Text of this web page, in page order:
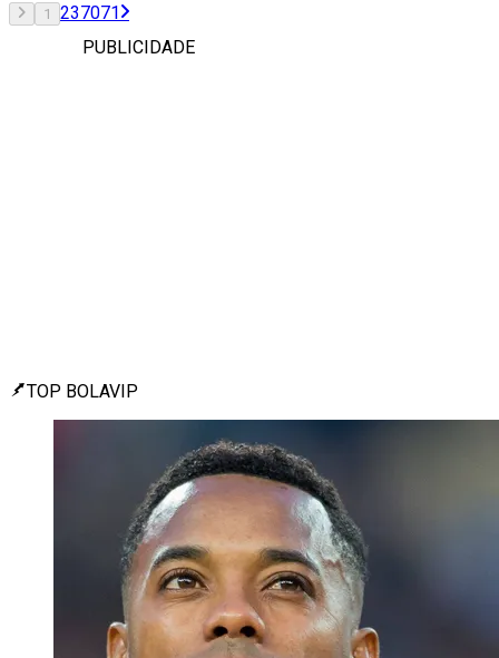
1 237071
PUBLICIDADE
TOP BOLAVIP